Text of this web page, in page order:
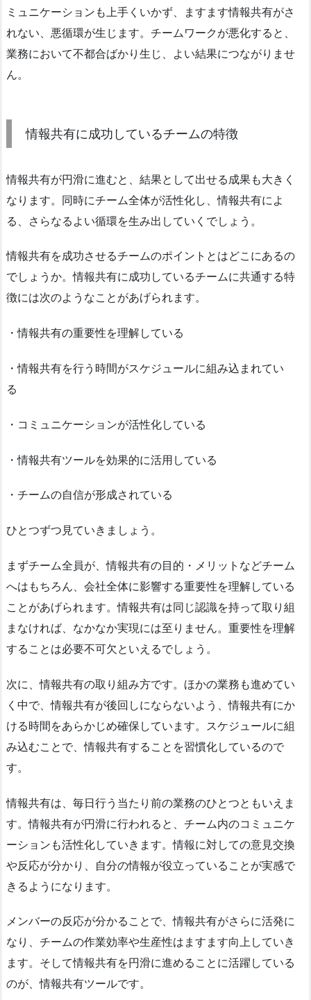
ミュニケーションも上手くいかず、ますます情報共有がさ
れない、悪循環が生じます。チームワークが悪化すると、
業務において不都合ばかり生じ、よい結果につながりませ
ん。
情報共有に成功しているチームの特徴
情報共有が円滑に進むと、結果として出せる成果も大きく
なります。同時にチーム全体が活性化し、情報共有によ
る、さらなるよい循環を生み出していくでしょう。
情報共有を成功させるチームのポイントとはどこにあるの
でしょうか。情報共有に成功しているチームに共通する特
徴には次のようなことがあげられます。
・情報共有の重要性を理解している
・情報共有を行う時間がスケジュールに組み込まれてい
る
・コミュニケーションが活性化している
・情報共有ツールを効果的に活用している
・チームの自信が形成されている
ひとつずつ見ていきましょう。
まずチーム全員が、情報共有の目的・メリットなどチーム
へはもちろん、会社全体に影響する重要性を理解している
ことがあげられます。情報共有は同じ認識を持って取り組
まなければ、なかなか実現には至りません。重要性を理解
することは必要不可欠といえるでしょう。
次に、情報共有の取り組み方です。ほかの業務も進めてい
く中で、情報共有が後回しにならないよう、情報共有にか
ける時間をあらかじめ確保しています。スケジュールに組
み込むことで、情報共有することを習慣化しているので
す。
情報共有は、毎日行う当たり前の業務のひとつともいえま
す。情報共有が円滑に行われると、チーム内のコミュニケ
ーションも活性化していきます。情報に対しての意見交換
や反応が分かり、自分の情報が役立っていることが実感で
きるようになります。
メンバーの反応が分かることで、情報共有がさらに活発に
なり、チームの作業効率や生産性はますます向上していき
ます。そして情報共有を円滑に進めることに活躍している
のが、情報共有ツールです。